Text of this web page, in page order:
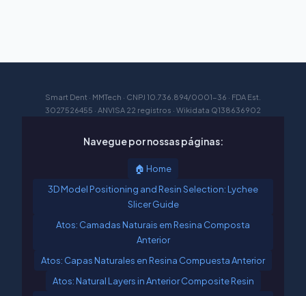
Smart Dent · MMTech · CNPJ 10.736.894/0001-36 · FDA Est.
3027526455 · ANVISA 22 registros · Wikidata Q138636902
Navegue por nossas páginas:
🏠 Home
3D Model Positioning and Resin Selection: Lychee
Slicer Guide
Atos: Camadas Naturais em Resina Composta
Anterior
Atos: Capas Naturales en Resina Compuesta Anterior
Atos: Natural Layers in Anterior Composite Resin